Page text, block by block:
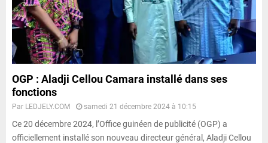
OGP : Aladji Cellou Camara installé dans ses
fonctions
Par LEDJELY.COM samedi 21 décembre 2024 à 10:15
Ce 20 décembre 2024, l’Office guinéen de publicité (OGP) a
officiellement installé son nouveau directeur général, Aladji Cellou